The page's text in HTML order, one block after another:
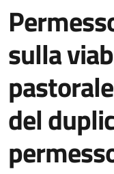
sulla
del